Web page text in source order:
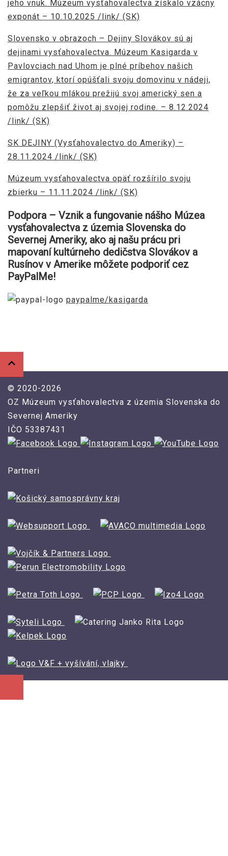
jeho vnuk. Múzeum vysťahovalectva získalo vzácny
exponát – 10.10.2025 /link/ (SK)
Slovensko v obrazoch – Dejiny Slovákov sú aj
dejinami vysťahovalectva. Múzeum Kasigarda v
Pavlovciach nad Uhom je plné príbehov našich
emigrantov, ktorí opúšťali svoju domovinu v nádeji,
že za veľkou mlákou prežijú svoj americký sen a
pomôžu zlepšiť život aj svojej rodine. – 8.12.2024
/link/ (SK)
SK DEJINY (Vysťahovalectvo do Ameriky) –
28.11.2024 /link/ (SK)
Múzeum vysťahovalectva opäť rozšírilo svoju
zbierku – 11.11.2024 /link/ (SK)
Podpora – Vznik a fungovanie nášho Múzea
vysťahovalectva z územia Slovenska do
Severnej Ameriky, ako aj našu prácu pri
mapovaní kultúrneho dedičstva Slovákov a
Rusínov v Amerike môžete podporiť cez
PayPalMe!
paypalme/kasigarda
© 2020-2026
OZ Múzeum vysťahovalectva z územia Slovenska do
Severnej Ameriky
IČO 53387431
Partneri